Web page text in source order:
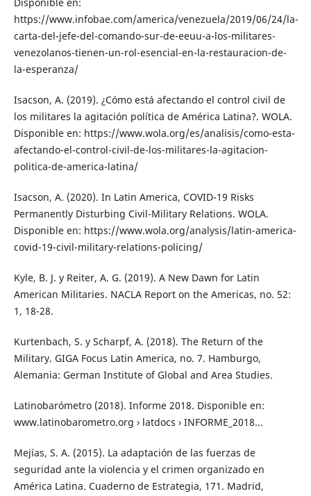
https://www.infobae.com/america/venezuela/2019/06/24/la-
carta-del-jefe-del-comando-sur-de-eeuu-a-los-militares-
venezolanos-tienen-un-rol-esencial-en-la-restauracion-de-
la-esperanza/
Isacson, A. (2019). ¿Cómo está afectando el control civil de
los militares la agitación política de América Latina?. WOLA.
Disponible en: https://www.wola.org/es/analisis/como-esta-
afectando-el-control-civil-de-los-militares-la-agitacion-
politica-de-america-latina/
Isacson, A. (2020). In Latin America, COVID-19 Risks
Permanently Disturbing Civil-Military Relations. WOLA.
Disponible en: https://www.wola.org/analysis/latin-america-
covid-19-civil-military-relations-policing/
Kyle, B. J. y Reiter, A. G. (2019). A New Dawn for Latin
American Militaries. NACLA Report on the Americas, no. 52:
1, 18-28.
Kurtenbach, S. y Scharpf, A. (2018). The Return of the
Military. GIGA Focus Latin America, no. 7. Hamburgo,
Alemania: German Institute of Global and Area Studies.
Latinobarómetro (2018). Informe 2018. Disponible en:
www.latinobarometro.org › latdocs › INFORME_2018...
Mejías, S. A. (2015). La adaptación de las fuerzas de
seguridad ante la violencia y el crimen organizado en
América Latina. Cuaderno de Estrategia, 171. Madrid,